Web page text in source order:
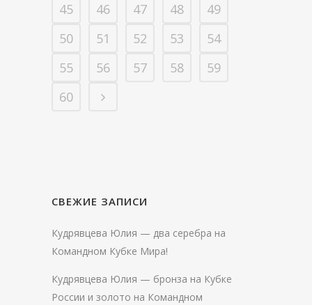
45
46 47 48
49
50
51 52 53
54
55
56 57 58
59
60
СВЕЖИЕ ЗАПИСИ
Кудрявцева Юлия — два серебра на
Командном Кубке Мира!
Кудрявцева Юлия — бронза на Кубке
России и золото на Командном